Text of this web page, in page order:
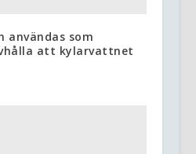
användas som
att kylarvattnet